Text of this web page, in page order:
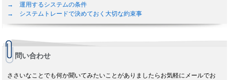
→ 運用するシステムの条件
→ システムトレードで決めておく大切な約束事
問い合わせ
ささいなことでも何か聞いてみたいことがありましたらお気軽にメールでお